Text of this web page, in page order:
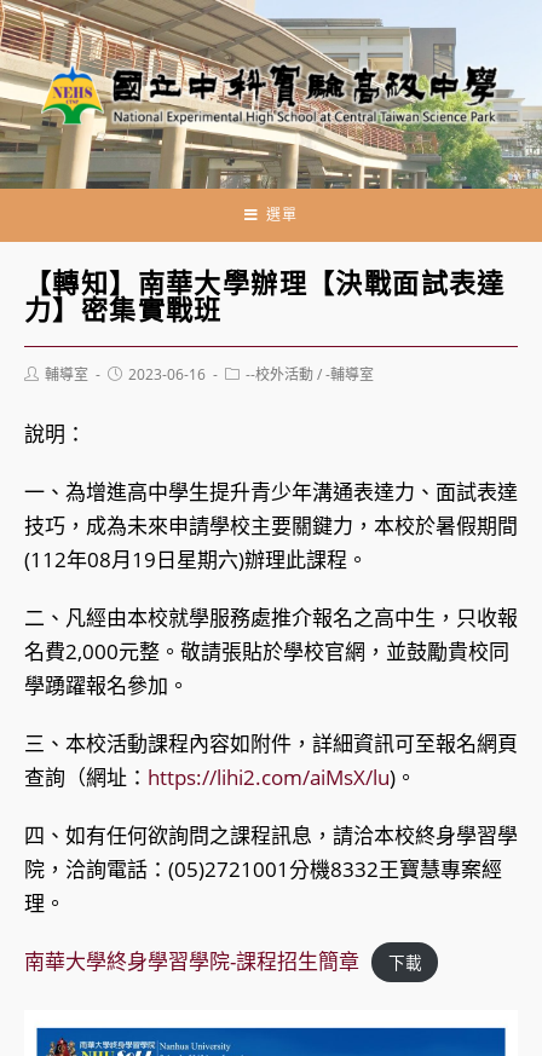
跳
轉
至
主
要
內
選單
【轉知】南華大學辦理【決戰面試表達
力】密集實戰班
Post輔導室
Post2023-06-16
Post--校外活動/-輔導室
說明：
一、為增進高中學生提升青少年溝通表達力、面試表達
技巧，成為未來申請學校主要關鍵力，本校於暑假期間
(112年08月19日星期六)辦理此課程。
二、凡經由本校就學服務處推介報名之高中生，只收報
名費2,000元整。敬請張貼於學校官網，並鼓勵貴校同
學踴躍報名參加。
三、本校活動課程內容如附件，詳細資訊可至報名網頁
查詢（網址： https://lihi2.com/aiMsX/lu)。
四、如有任何欲詢問之課程訊息，請洽本校終身學習學
院，洽詢電話：(05)2721001分機8332王寶慧專案經
理。
南華大學終身學習學院-課程招生簡章 下載